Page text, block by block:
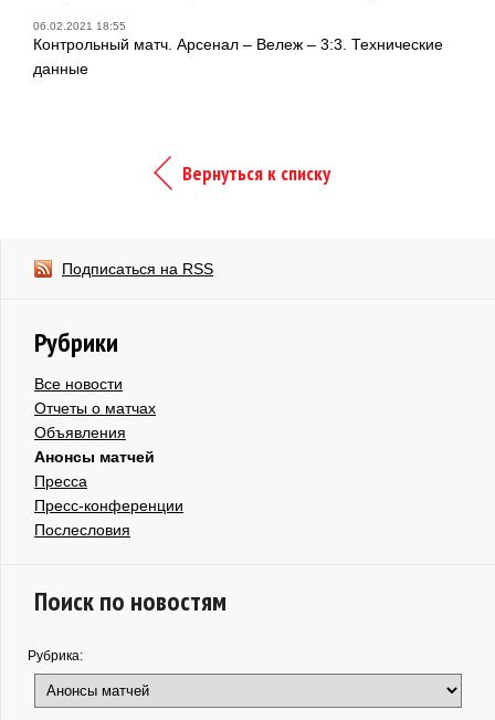
06.02.2021 18:55
Контрольный матч. Арсенал – Вележ – 3:3. Технические
данные
Вернуться к списку
Подписаться на RSS
Рубрики
Все новости
Отчеты о матчах
Объявления
Анонсы матчей
Пресса
Пресс-конференции
Послесловия
Поиск по новостям
Рубрика: